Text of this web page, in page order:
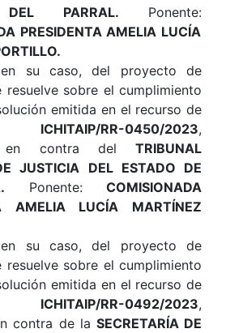
DEL PARRAL. Ponente:
PRESIDENTA AMELIA LUCÍA
en su caso, del proyecto de
resuelve sobre el cumplimiento
emitida en el recurso de
RR-0450/2023,
en contra del TRIBUNAL
JUSTICIA DEL ESTADO DE
Ponente: COMISIONADA
AMELIA LUCÍA MARTÍNEZ
en su caso, del proyecto de
resuelve sobre el cumplimiento
emitida en el recurso de
RR-0492/2023,
contra de la SECRETARÍA DE